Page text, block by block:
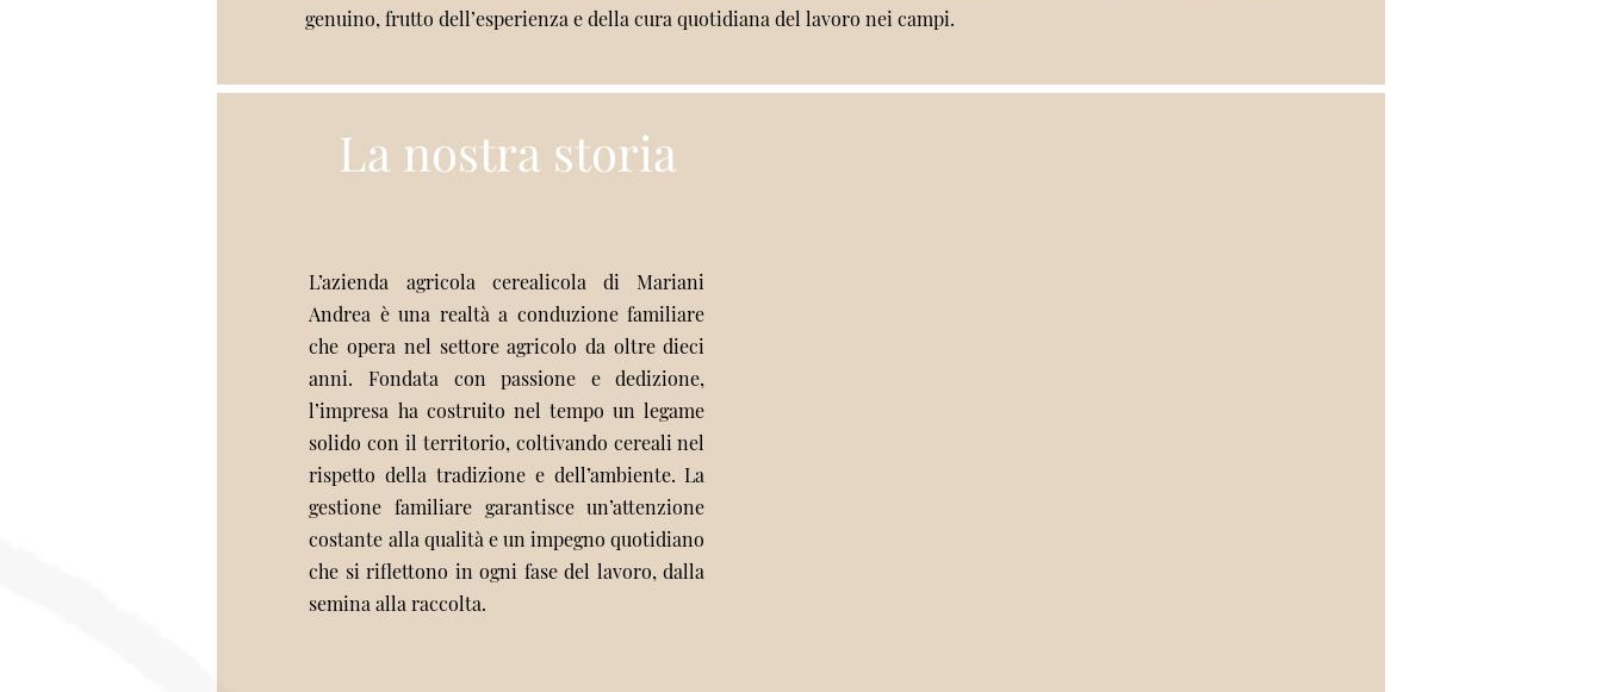
genuino, frutto dell’esperienza e della cura quotidiana del lavoro nei campi.
La nostra storia
L’azienda agricola cerealicola di Mariani
Andrea è una realtà a conduzione familiare
che opera nel settore agricolo da oltre dieci
anni. Fondata con passione e dedizione,
l’impresa ha costruito nel tempo un legame
solido con il territorio, coltivando cereali nel
rispetto della tradizione e dell’ambiente. La
gestione familiare garantisce un’attenzione
costante alla qualità e un impegno quotidiano
che si riflettono in ogni fase del lavoro, dalla
semina alla raccolta.